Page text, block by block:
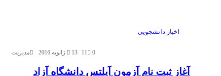
اخبار دانشجویی
مدیریت 13 ژانویه 2016 0
11
آغاز ثبت نام آزمون آیلتس دانشگاه آزاد